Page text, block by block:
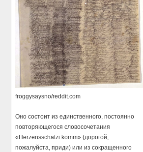
froggysaysno/reddit.com
Оно состоит из единственного, постоянно
повторяющегося словосочетания
«Herzensschatzi komm» (дорогой,
пожалуйста, приди) или из сокращенного